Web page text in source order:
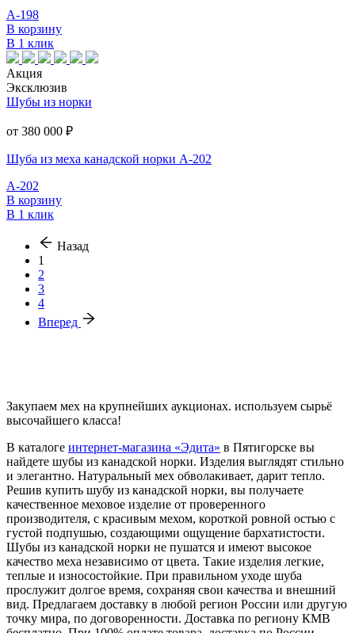
А-198
В корзину
В 1 клик
Акция
Эксклюзив
Шубы из норки
от 380 000 ₽
Шуба из меха канадской норки А-202
А-202
В корзину
В 1 клик
Назад
1
2
3
4
Вперед
Закупаем мех на крупнейших аукционах. используем сырьё
высочайшего класса!
В каталоге интернет-магазина «Эдита» в Пятигорске вы
найдете шубы из канадской норки. Изделия выглядят стильно
и элегантно. Натуральный мех обволакивает, дарит тепло.
Решив купить шубу из канадской норки, вы получаете
качественное меховое изделие от проверенного
производителя, с красивым мехом, короткой ровной остью с
густой подпушью, создающими ощущение бархатистости.
Шубы из канадской норки не пушатся и имеют высокое
качество меха независимо от цвета. Такие изделия легкие,
теплые и износостойкие. При правильном уходе шуба
прослужит долгое время, сохраняя свои качества и внешний
вид. Предлагаем доставку в любой регион России или другую
точку мира, по договоренности. Доставка по региону КМВ